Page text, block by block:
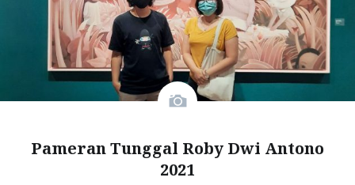
Pameran Tunggal Roby Dwi Antono
2021